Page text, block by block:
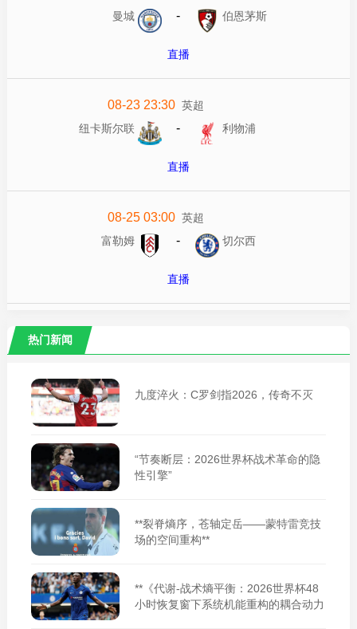
曼城
- 伯恩茅斯
直播
08-23 23:30 英超
纽卡斯尔联
- 利物浦
直播
08-25 03:00 英超
富勒姆
- 切尔西
直播
热门新闻
九度淬火：C罗剑指2026，传奇不灭
“节奏断层：2026世界杯战术革命的隐
性引擎”
**裂脊熵序，苍轴定岳——蒙特雷竞技
场的空间重构**
**《代谢-战术熵平衡：2026世界杯48
小时恢复窗下系统机能重构的耦合动力